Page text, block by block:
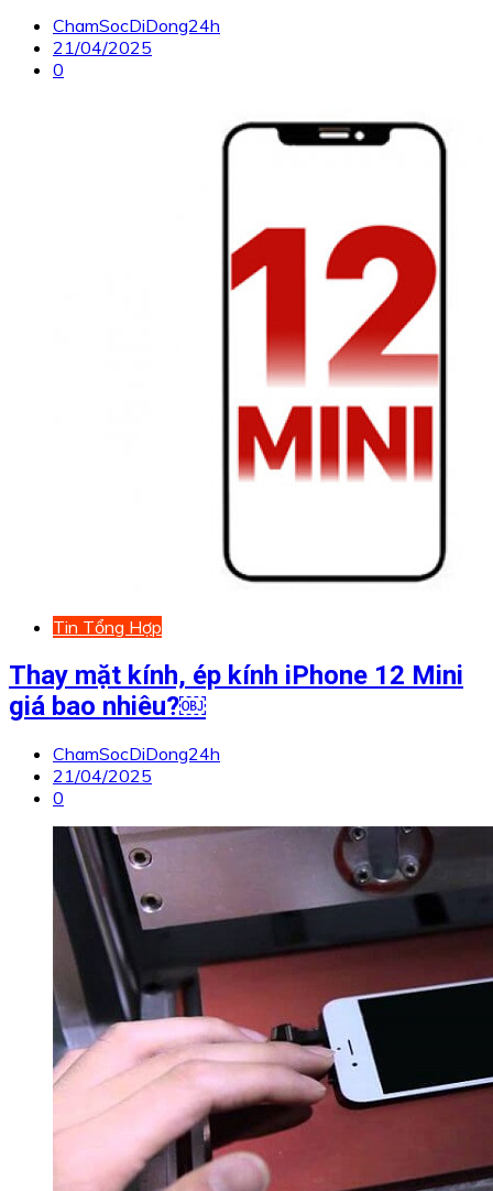
ChamSocDiDong24h
21/04/2025
0
Tin Tổng Hợp
Thay mặt kính, ép kính iPhone 12 Mini
giá bao nhiêu?￼
ChamSocDiDong24h
21/04/2025
0